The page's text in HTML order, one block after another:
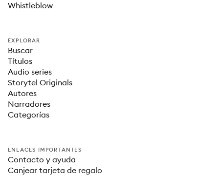
Whistleblow
EXPLORAR
Buscar
Títulos
Audio series
Storytel Originals
Autores
Narradores
Categorías
ENLACES IMPORTANTES
Contacto y ayuda
Canjear tarjeta de regalo